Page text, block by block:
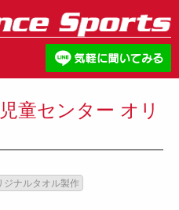
童センター オリ
ジナルタオル製作